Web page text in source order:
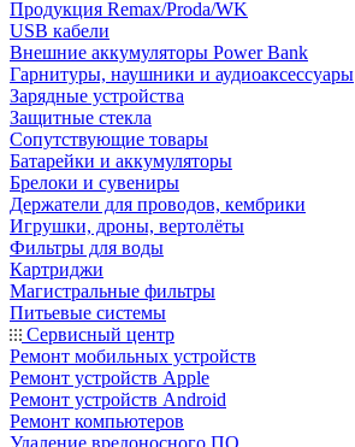
Продукция Remax/Proda/WK
USB кабели
Внешние аккумуляторы Power Bank
Гарнитуры, наушники и аудиоаксессуары
Зарядные устройства
Защитные стекла
Сопутствующие товары
Батарейки и аккумуляторы
Брелоки и сувениры
Держатели для проводов, кембрики
Игрушки, дроны, вертолёты
Фильтры для воды
Картриджи
Магистральные фильтры
Питьевые системы
Сервисный центр
Ремонт мобильных устройств
Ремонт устройств Apple
Ремонт устройств Android
Ремонт компьютеров
Удаление вредоносного ПО